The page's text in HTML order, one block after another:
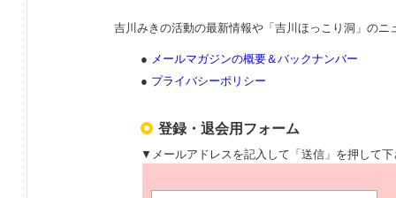
吉川みきの活動の最新情報や「吉川ほっこり洞」のニ
● メールマガジンの概要＆バックナンバー
● プライバシーポリシー
登録・退会用フォーム
▼メールアドレスを記入して「送信」を押して下